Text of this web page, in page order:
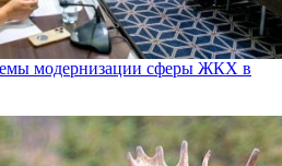
модернизации сферы ЖКХ в